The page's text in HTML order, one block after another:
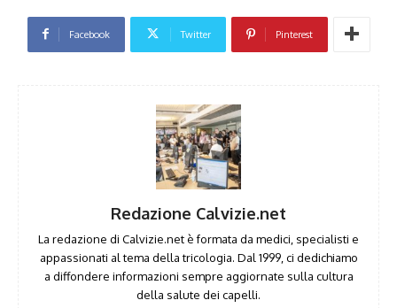
Facebook Twitter Pinterest
Redazione Calvizie.net
La redazione di Calvizie.net è formata da medici, specialisti e
appassionati al tema della tricologia. Dal 1999, ci dedichiamo
a diffondere informazioni sempre aggiornate sulla cultura
della salute dei capelli.